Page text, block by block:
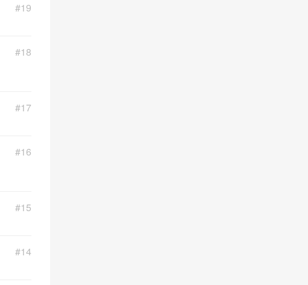
#19
#18
#17
#16
#15
#14